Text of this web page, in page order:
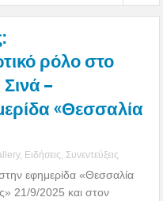
ρόλο στο
–
«Θεσσαλία
, Ειδήσεις Συνεντεύξεις
εφημερίδα «Θεσσαλία
21/9/2025 και στον